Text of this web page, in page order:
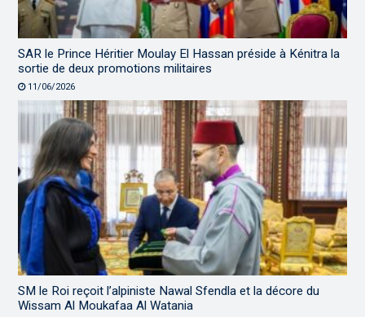
SAR le Prince Héritier Moulay El Hassan préside à Kénitra la
sortie de deux promotions militaires
11/06/2026
SM le Roi reçoit l’alpiniste Nawal Sfendla et la décore du
Wissam Al Moukafaa Al Watania